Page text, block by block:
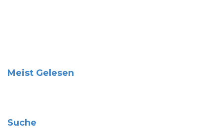
Meist Gelesen
Suche